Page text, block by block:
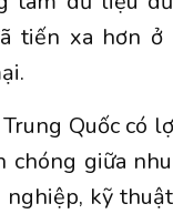
tiến xa hơn
Quốc có
chóng giữa
nghiệp, kỹ